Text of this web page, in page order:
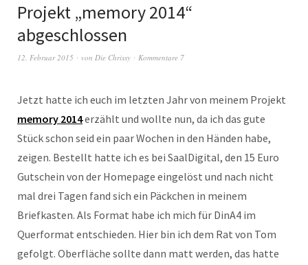
Projekt „memory 2014“
abgeschlossen
12. Februar 2015 von Die Chrissy Kommentare 7
Jetzt hatte ich euch im letzten Jahr von meinem Projekt
memory 2014erzählt und wollte nun, da ich das gute
Stück schon seid ein paar Wochen in den Händen habe,
zeigen. Bestellt hatte ich es bei SaalDigital, den 15 Euro
Gutschein von der Homepage eingelöst und nach nicht
mal drei Tagen fand sich ein Päckchen in meinem
Briefkasten. Als Format habe ich mich für DinA4 im
Querformat entschieden. Hier bin ich dem Rat von Tom
gefolgt. Oberfläche sollte dann matt werden, das hatte